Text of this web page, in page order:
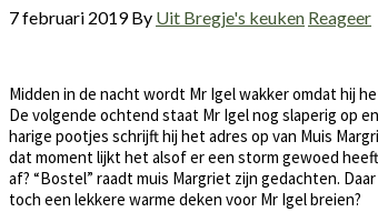
7 februari 2019By Uit Bregje's keuken Reageer
Midden in de nacht wordt Mr Igel wakker omdat hij
De volgende ochtend staat Mr Igel nog slaperig op
harige pootjes schrijft hij het adres op van Muis
dat moment lijkt het alsof er een storm gewoed
af? “Bostel” raadt muis Margriet zijn gedachten.
toch een lekkere warme deken voor Mr Igel breien?